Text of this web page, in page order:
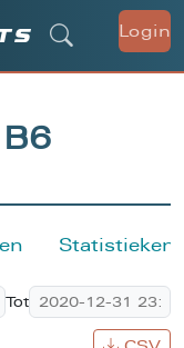
Login
Statistieken
Tot